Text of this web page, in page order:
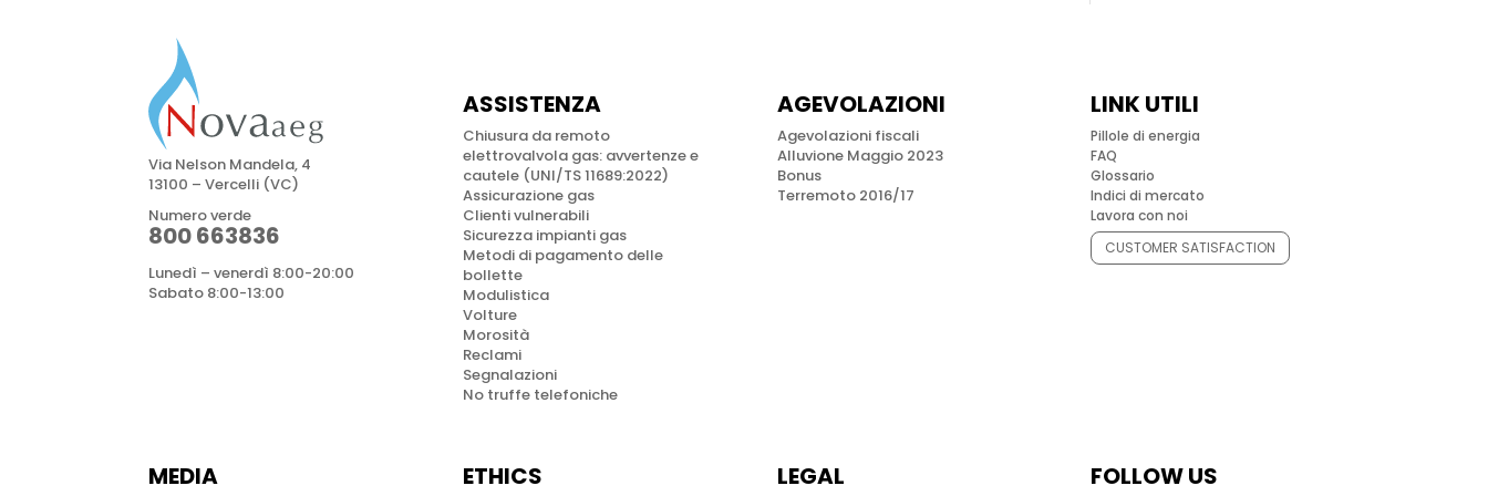
Via Nelson Mandela, 4
13100 – Vercelli (VC)
Numero verde
800 663836
Lunedì – venerdì 8:00-20:00
Sabato 8:00-13:00
ASSISTENZA
Chiusura da remoto
elettrovalvola gas: avvertenze e
cautele (UNI/TS 11689:2022)
Assicurazione gas
Clienti vulnerabili
Sicurezza impianti gas
Metodi di pagamento delle
bollette
Modulistica
Volture
Morosità
Reclami
Segnalazioni
No truffe telefoniche
AGEVOLAZIONI
Agevolazioni fiscali
Alluvione Maggio 2023
Bonus
Terremoto 2016/17
LINK UTILI
Pillole di energia
FAQ
Glossario
Indici di mercato
Lavora con noi
CUSTOMER SATISFACTION
MEDIA ETHICS LEGAL FOLLOW US